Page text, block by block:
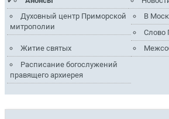
Духовный центр Приморской
митрополии
В
Слово
Житие святых
Расписание богослужений
правящего архиерея